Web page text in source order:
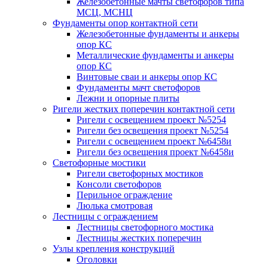
МСЦ, МСНЦ
Фундаменты опор контактной сети
Железобетонные фундаменты и анкеры
опор КС
Металлические фундаменты и анкеры
опор КС
Винтовые сваи и анкеры опор КС
Фундаменты мачт светофоров
Лежни и опорные плиты
Ригели жестких поперечин контактной сети
Ригели с освещением проект №5254
Ригели без освещения проект №5254
Ригели с освещением проект №6458и
Ригели без освещения проект №6458и
Светофорные мостики
Ригели светофорных мостиков
Консоли светофоров
Перильное ограждение
Люлька смотровая
Лестницы с ограждением
Лестницы светофорного мостика
Лестницы жестких поперечин
Узлы крепления конструкций
Оголовки